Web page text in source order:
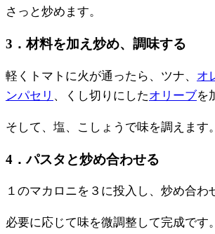
さっと炒めます。
3．材料を加え炒め、調味する
軽くトマトに火が通ったら、ツナ、 オ
ンパセリ 、くし切りにしたオリーブを
そして、塩、こしょうで味を調えます。
4．パスタと炒め合わせる
１のマカロニを３に投入し、炒め合わ
必要に応じて味を微調整して完成です。